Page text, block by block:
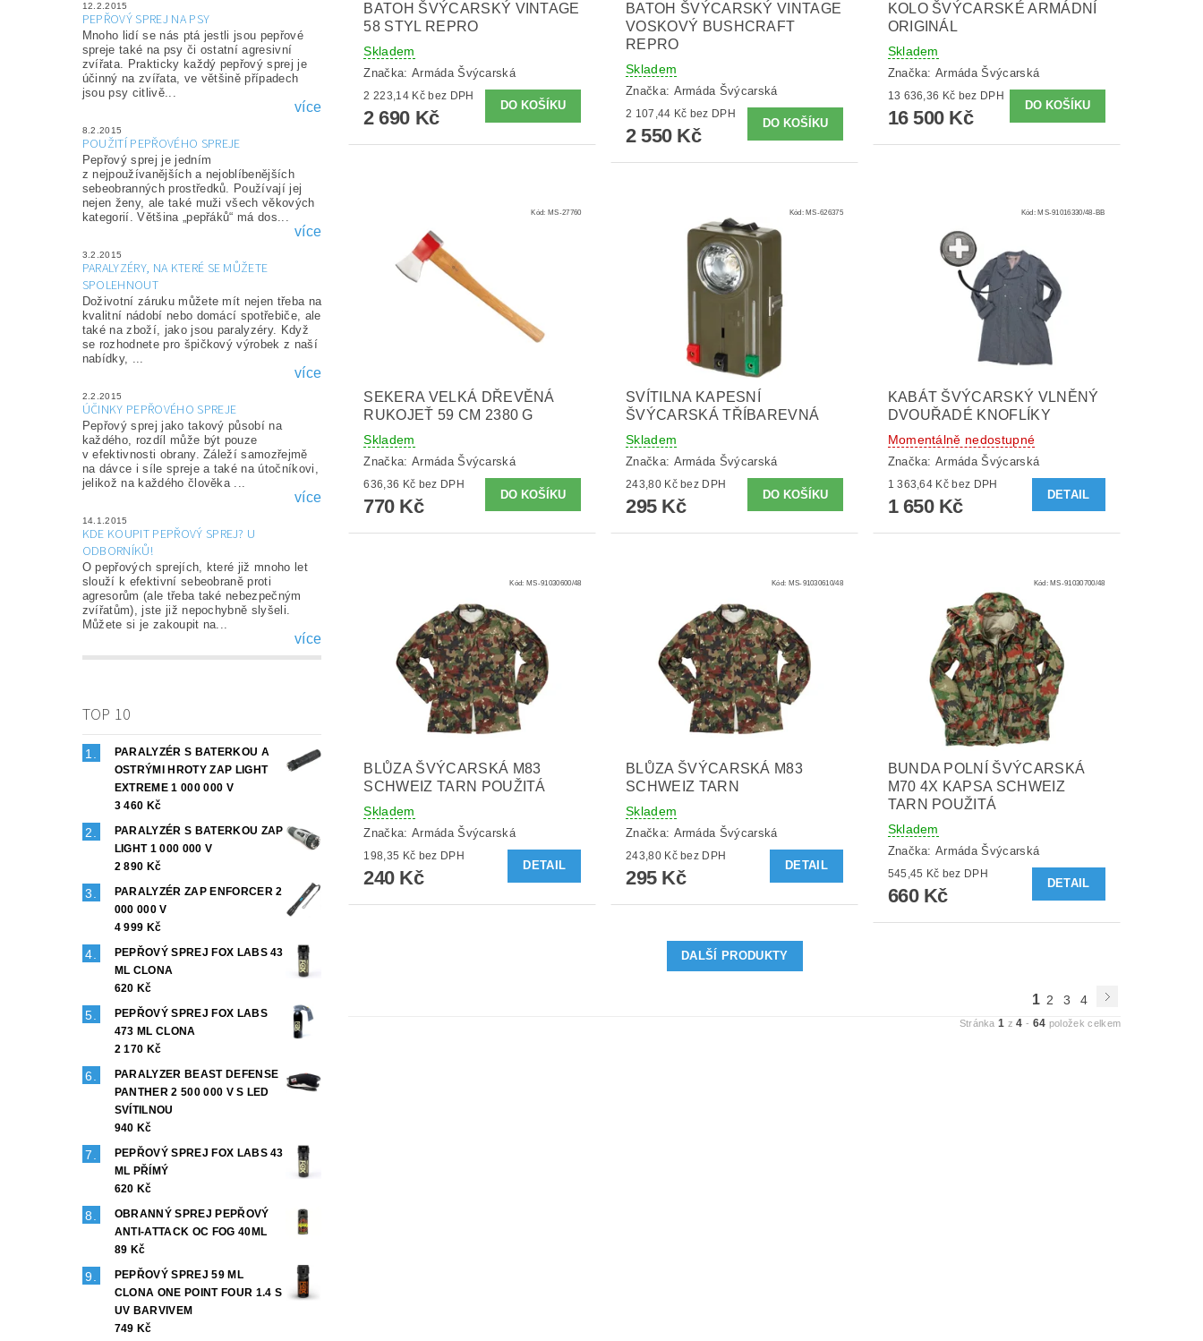
12.2.2015
PEPŘOVÝ SPREJ NA PSY
Mnoho lidí se nás ptá jestli jsou pepřové
spreje také na psy či ostatní agresivní
zvířata. Prakticky každý pepřový sprej je
účinný na zvířata, ve většině případech
jsou psy citlivě...
více
8.2.2015
POUŽITÍ PEPŘOVÉHO SPREJE
Pepřový sprej je jedním
z nejpoužívanějších a nejoblíbenějších
sebeobranných prostředků. Používají jej
nejen ženy, ale také muži všech věkových
kategorií. Většina „pepřáků“ má dos...
více
3.2.2015
PARALYZÉRY, NA KTERÉ SE MŮŽETE
SPOLEHNOUT
Doživotní záruku můžete mít nejen třeba na
kvalitní nádobí nebo domácí spotřebiče, ale
také na zboží, jako jsou paralyzéry. Když
se rozhodnete pro špičkový výrobek z naší
nabídky, ...
více
2.2.2015
ÚČINKY PEPŘOVÉHO SPREJE
Pepřový sprej jako takový působí na
každého, rozdíl může být pouze
v efektivnosti obrany. Záleží samozřejmě
na dávce i síle spreje a také na útočníkovi,
jelikož na každého člověka ...
více
14.1.2015
KDE KOUPIT PEPŘOVÝ SPREJ? U
ODBORNÍKŮ!
O pepřových sprejích, které již mnoho let
slouží k efektivní sebeobraně proti
agresorům (ale třeba také nebezpečným
zvířatům), jste již nepochybně slyšeli.
Můžete si je zakoupit na...
více
TOP 10
PARALYZÉR S BATERKOU A
OSTRÝMI HROTY ZAP LIGHT
EXTREME 1 000 000 V
3 460 Kč
PARALYZÉR S BATERKOU ZAP
LIGHT 1 000 000 V
2 890 Kč
PARALYZÉR ZAP ENFORCER 2
000 000 V
4 999 Kč
PEPŘOVÝ SPREJ FOX LABS 43
ML CLONA
620 Kč
PEPŘOVÝ SPREJ FOX LABS
473 ML CLONA
2 170 Kč
PARALYZER BEAST DEFENSE
PANTHER 2 500 000 V S LED
SVÍTILNOU
940 Kč
PEPŘOVÝ SPREJ FOX LABS 43
ML PŘÍMÝ
620 Kč
OBRANNÝ SPREJ PEPŘOVÝ
ANTI-ATTACK OC FOG 40ML
89 Kč
PEPŘOVÝ SPREJ 59 ML
CLONA ONE POINT FOUR 1.4 S
UV BARVIVEM
749 Kč
BATOH ŠVÝCARSKÝ VINTAGE
58 STYL REPRO
Skladem
Značka: Armáda Švýcarská
2 223,14 Kč bez DPH
2 690 Kč
BATOH ŠVÝCARSKÝ VINTAGE
VOSKOVÝ BUSHCRAFT
REPRO
Skladem
Značka: Armáda Švýcarská
2 107,44 Kč bez DPH
2 550 Kč
KOLO ŠVÝCARSKÉ ARMÁDNÍ
ORIGINÁL
Skladem
Značka:Armáda Švýcarská
13 636,36 Kč bez DPH
16 500 Kč
Kód: MS-27760
SEKERA VELKÁ DŘEVĚNÁ
RUKOJEŤ 59 CM 2380 G
Skladem
Značka: Armáda Švýcarská
636,36 Kč bez DPH
770 Kč
Kód:MS-626375
SVÍTILNA KAPESNÍ
ŠVÝCARSKÁ TŘÍBAREVNÁ
Skladem
Značka: Armáda Švýcarská
243,80 Kč bez DPH
295 Kč
Kód:MS-91016330/48-BB
KABÁT ŠVÝCARSKÝ VLNĚNÝ
DVOUŘADÉ KNOFLÍKY
Momentálně nedostupné
Značka:Armáda Švýcarská
1 363,64 Kč bez DPH
1 650 Kč
DETAIL
Kód: MS-91030600/48
BLŮZA ŠVÝCARSKÁ M83
SCHWEIZ TARN POUŽITÁ
Skladem
Značka: Armáda Švýcarská
198,35 Kč bez DPH
240 Kč
DETAIL
Kód: MS-91030610/48
BLŮZA ŠVÝCARSKÁ M83
SCHWEIZ TARN
Skladem
Značka: Armáda Švýcarská
243,80 Kč bez DPH
295 Kč
DETAIL
Kód:MS-91030700/48
BUNDA POLNÍ ŠVÝCARSKÁ
M70 4X KAPSA SCHWEIZ
TARN POUŽITÁ
Skladem
Značka:Armáda Švýcarská
545,45 Kč bez DPH
660 Kč
DETAIL
DALŠÍ PRODUKTY
1 2 3 4
Stránka1 z4 - 64 položek celkem